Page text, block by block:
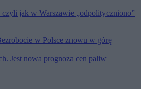
jak w Warszawie „odpolityczniono”
w Polsce znowu w górę
Jest nowa prognoza cen paliw